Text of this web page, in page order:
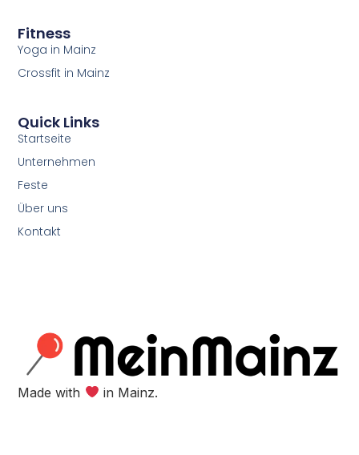
Made with in Mainz.​
Fitness
Yoga in Mainz
Crossfit in Mainz
Quick Links
Startseite
Unternehmen
Feste
Über uns
Kontakt